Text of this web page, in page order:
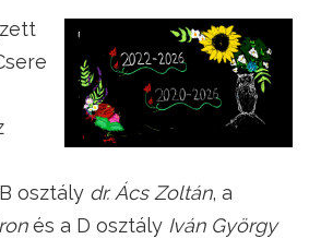
osztály dr. Ács Zoltán, a
és a D osztály Iván György